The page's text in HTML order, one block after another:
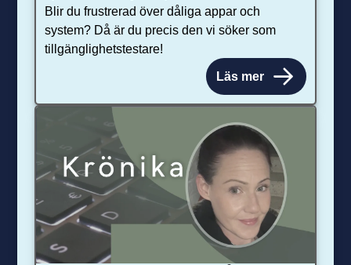
Blir du frustrerad över dåliga appar och
system? Då är du precis den vi söker som
tillgänglighetstestare!
Läs mer